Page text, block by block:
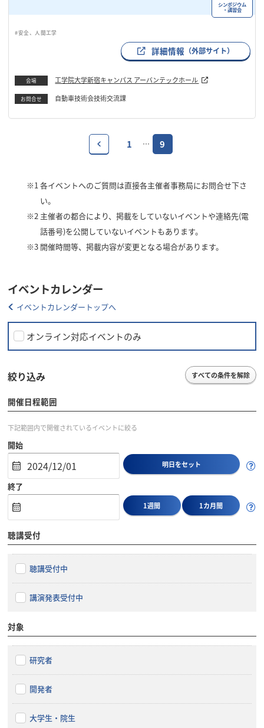
シンポジウム
・講習会
#安全、人間工学
詳細情報 （外部サイト）
会場 工学院大学新宿キャンパス アーバンテックホール
お問合せ 自動車技術会技術交流課
1 … 9
※1 各イベントへのご質問は直接各主催者事務局にお問合せ下さ
い。
※2 主催者の都合により、掲載をしていないイベントや連絡先(電
話番号)を公開していないイベントもあります。
※3 開催時間等、掲載内容が変更となる場合があります。
イベントカレンダー
イベントカレンダートップへ
オンライン対応イベントのみ
絞り込み すべての条件を解除
開催日程範囲
下記範囲内で開催されているイベントに絞る
開始
明日をセット
終了
1週間 1カ月間
聴講受付
聴講受付中
講演発表受付中
対象
研究者
開発者
大学生・院生